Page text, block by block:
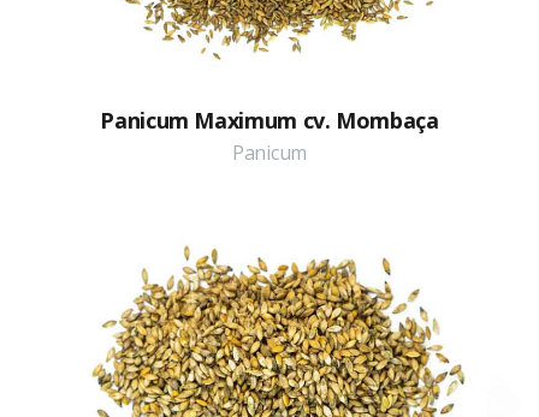
Panicum Maximum cv. Mombaça
Panicum